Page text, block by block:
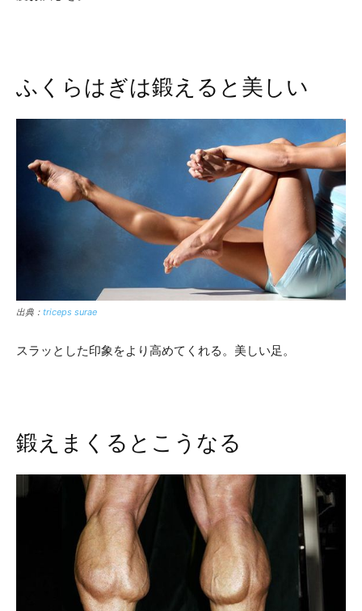
ふくらはぎは鍛えると美しい
出典： triceps surae
スラッとした印象をより高めてくれる。美しい足。
鍛えまくるとこうなる